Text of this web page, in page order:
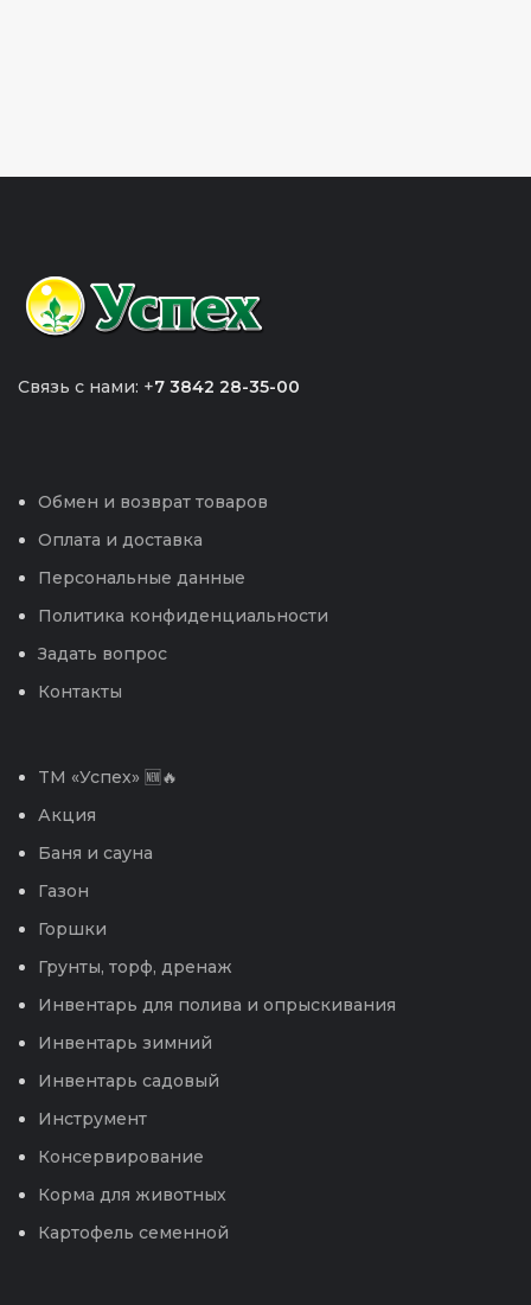
Связь с нами: +7 3842 28-35-00
Обмен и возврат товаров
Оплата и доставка
Персональные данные
Политика конфиденциальности
Задать вопрос
Контакты
TM «Успех» 🆕🔥
Акция
Баня и сауна
Газон
Горшки
Грунты, торф, дренаж
Инвентарь для полива и опрыскивания
Инвентарь зимний
Инвентарь садовый
Инструмент
Консервирование
Корма для животных
Картофель семенной